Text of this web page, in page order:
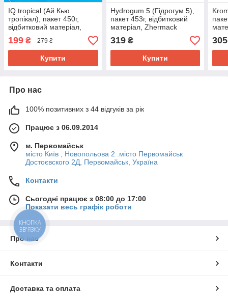
IQ tropical (Ай Кью
тропікал), пакет 450г,
відбитковий матеріал,
Lascod
199 ₴ 279 ₴
Купити
Hydrogum 5 (Гідрогум 5),
пакет 453г, відбитковий
матеріал, Zhermack
319₴
Купити
305
Про нас
100% позитивних з 44 відгуків за рік
Працює з 06.09.2014
м. Первомайськ
місто Київ , Новопольова 2 .місто Первомайськ
Достоєвского 2Д, Первомайськ, Україна
Контакти
Сьогодні працює з 08:00 до 17:00
Показати весь графік роботи
Про нас
Контакти
Доставка та оплата
КНОПКА
ЗВ'ЯЗКУ